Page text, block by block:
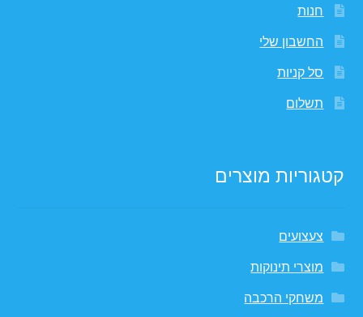
חנות
החשבון שלי
סל קניות
תשלום
קטגוריות מוצרים
צעצועים
מוצרי תינוקות
משחקי הרכבה